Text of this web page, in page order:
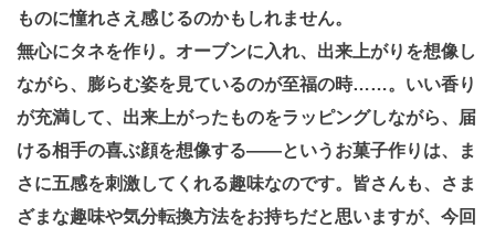
ものに憧れさえ感じるのかもしれません。
無心にタネを作り。オーブンに入れ、出来上がりを想像し
ながら、膨らむ姿を見ているのが至福の時……。いい香り
が充満して、出来上がったものをラッピングしながら、届
ける相手の喜ぶ顔を想像する――というお菓子作りは、ま
さに五感を刺激してくれる趣味なのです。皆さんも、さま
ざまな趣味や気分転換方法をお持ちだと思いますが、今回